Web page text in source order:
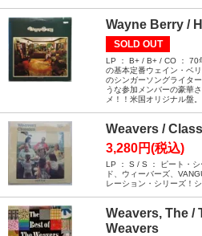
Wayne Berry /
SOLD OUT
LP ： B+ / B+ / CO ： 70
の基本定番ウェイン・ベ
のシンガーソングライタ
うな参加メンバーの豪華
メ！！米国オリジナル盤。
Weavers /
3,280円(税込)
LP ： S / S ： ピート・
ド、ウィーバーズ、
レーション・シリーズ！シ
Weavers, The /
Weavers